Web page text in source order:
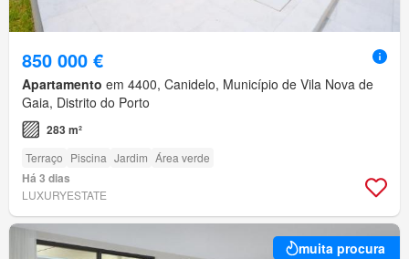
850 000 €
Apartamento em 4400, Canidelo, Município de Vila Nova de
Gaia, Distrito do Porto
283 m²
Terraço Piscina Jardim Área verde
Há 3 dias
LUXURYESTATE
muita procura